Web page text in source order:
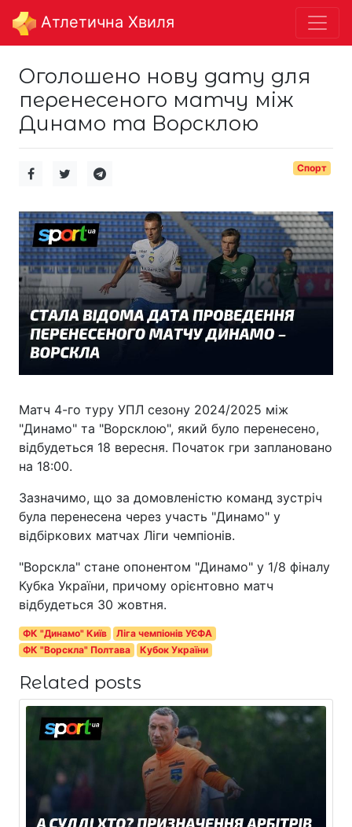
Aтлетична Хвиля
Оголошено нову дату для
перенесеного матчу між
Динамо та Ворсклою
Спорт
Матч 4-го туру УПЛ сезону 2024/2025 між
"Динамо" та "Ворсклою", який було перенесено,
відбудеться 18 вересня. Початок гри заплановано
на 18:00.
Зазначимо, що за домовленістю команд зустріч
була перенесена через участь "Динамо" у
відбіркових матчах Ліги чемпіонів.
"Ворскла" стане опонентом "Динамо" у 1/8 фіналу
Кубка України, причому орієнтовно матч
відбудеться 30 жовтня.
ФК "Динамо" Київ
Ліга чемпіонів УЄФА
ФК "Ворскла" Полтава
Кубок України
Related posts